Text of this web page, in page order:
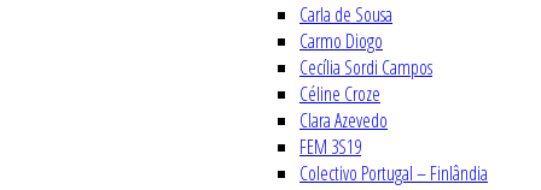
Carla de Sousa
Carmo Diogo
Cecília Sordi Campos
Céline Croze
Clara Azevedo
FEM 3S19
Colectivo Portugal – Finlândia